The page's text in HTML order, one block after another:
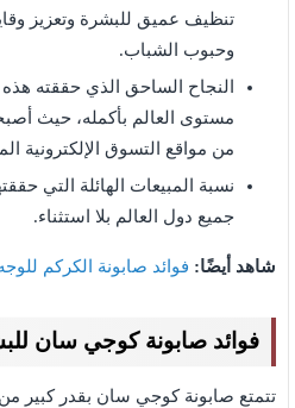
تنظيف عميق للبشرة وتعزيز
وحبوب الشباب.
النجاح الساحق الذي حققته
مستوى العالم بأكمله، حيث
من مواقع التسوق الإلكترونية
نسبة المبيعات الهائلة التي
جميع دول العالم بلا استثناء.
شاهد أيضًا: فوائد صابونة الكركم
فوائد صابونة كوجي سان
تتمتع صابونة كوجي سان بقدر كبير من